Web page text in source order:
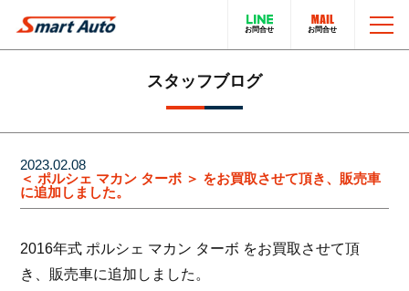
スタッフブログ
2023.02.08
＜ ポルシェ マカン ターボ ＞ をお買取させて頂き、販売車
に追加しました。
2016年式 ポルシェ マカン ターボ をお買取させて頂
き、販売車に追加しました。
スマートオートのこと
輸入車販売サービス
トータルカーサービス
お問い合わせ
在庫車について
買取・下取りについて